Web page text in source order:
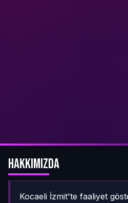
Hakkımızda
Kocaeli İzmit'te faaliyet